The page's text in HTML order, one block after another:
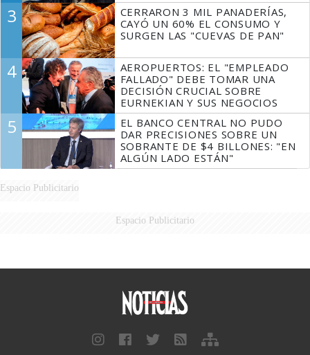
3
CERRARON 3 MIL PANADERÍAS,
CAYÓ UN 60% EL CONSUMO Y
SURGEN LAS "CUEVAS DE PAN"
4
AEROPUERTOS: EL "EMPLEADO
FALLADO" DEBE TOMAR UNA
DECISIÓN CRUCIAL SOBRE
EURNEKIAN Y SUS NEGOCIOS
5
EL BANCO CENTRAL NO PUDO
DAR PRECISIONES SOBRE UN
SOBRANTE DE $4 BILLONES: "EN
ALGÚN LADO ESTÁN"
Espacio Publicitario
Espacio Publicitario